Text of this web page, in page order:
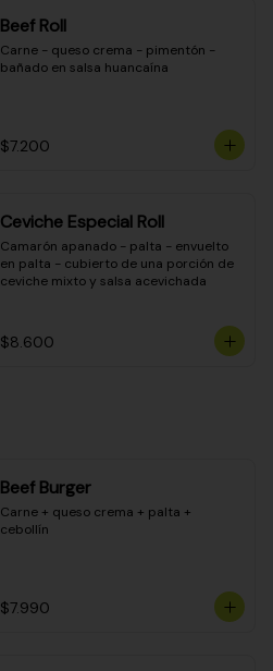
Beef Roll
Carne - queso crema - pimentón -
bañado en salsa huancaína
$7.200
Ceviche Especial Roll
Camarón apanado - palta - envuelto
en palta - cubierto de una porción de
ceviche mixto y salsa acevichada
$8.600
Beef Burger
Carne + queso crema + palta +
cebollín
$7.990